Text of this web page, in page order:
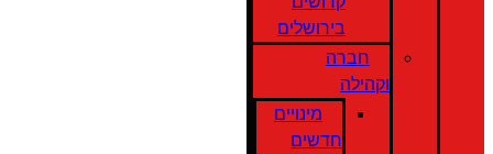
בירושלים
חברה
וקהילה
מינויים
חדשים